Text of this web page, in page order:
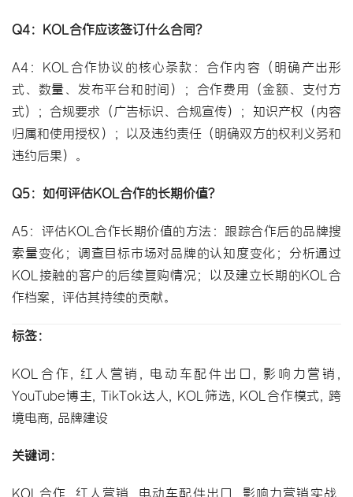
Q4：KOL合作应该签订什么合同？
A4：KOL合作协议的核心条款：合作内容（明确产出形
式、数量、发布平台和时间）；合作费用（金额、支付方
式）；合规要求（广告标识、合规宣传）；知识产权（内容
归属和使用授权）；以及违约责任（明确双方的权利义务和
违约后果）。
Q5：如何评估KOL合作的长期价值？
A5：评估KOL合作长期价值的方法：跟踪合作后的品牌搜
索量变化；调查目标市场对品牌的认知度变化；分析通过
KOL接触的客户的后续复购情况；以及建立长期的KOL合
作档案，评估其持续的贡献。
标签：
KOL合作, 红人营销, 电动车配件出口, 影响力营销,
YouTube博主, TikTok达人, KOL筛选, KOL合作模式 , 跨
境电商, 品牌建设
关键词：